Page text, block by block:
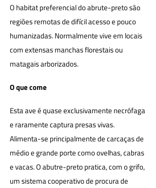
O habitat preferencial do abrute-preto são
regiões remotas de difícil acesso e pouco
humanizadas. Normalmente vive em locais
com extensas manchas florestais ou
matagais arborizados.
O que come
Esta ave é quase exclusivamente necrófaga
e raramente captura presas vivas.
Alimenta-se principalmente de carcaças de
médio e grande porte como ovelhas, cabras
e vacas. O abutre-preto pratica, com o grifo,
um sistema cooperativo de procura de